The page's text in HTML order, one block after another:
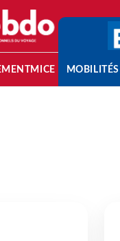
MICE MOBILITÉS